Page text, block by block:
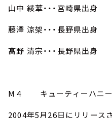
山中 綾華・・・宮崎県出身
藤澤 涼架・・・長野県出身
髙野 清宗・・・長野県出身
M４ キューティーハニ
2004年5月26日にリリース